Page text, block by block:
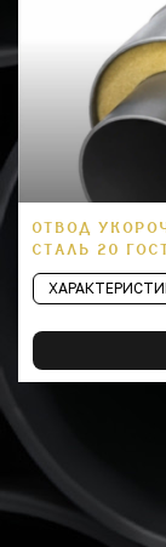
ОТВОД
СТАЛЬ 20